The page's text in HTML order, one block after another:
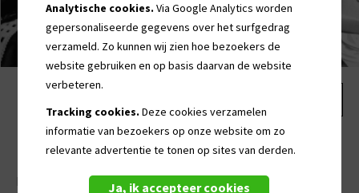
Bedrukkingen
De meeste artikelen kunnen worden bedrukt met een
Analytische cookies. Via Google Analytics worden
gepersonaliseerde gegevens over het surfgedrag
verzameld. Zo kunnen wij zien hoe bezoekers de
website gebruiken en op basis daarvan de website
verbeteren.
Tracking cookies. Deze cookies verzamelen
informatie van bezoekers op onze website om zo
relevante advertentie te tonen op sites van derden.
Ja, ik accepteer cookies